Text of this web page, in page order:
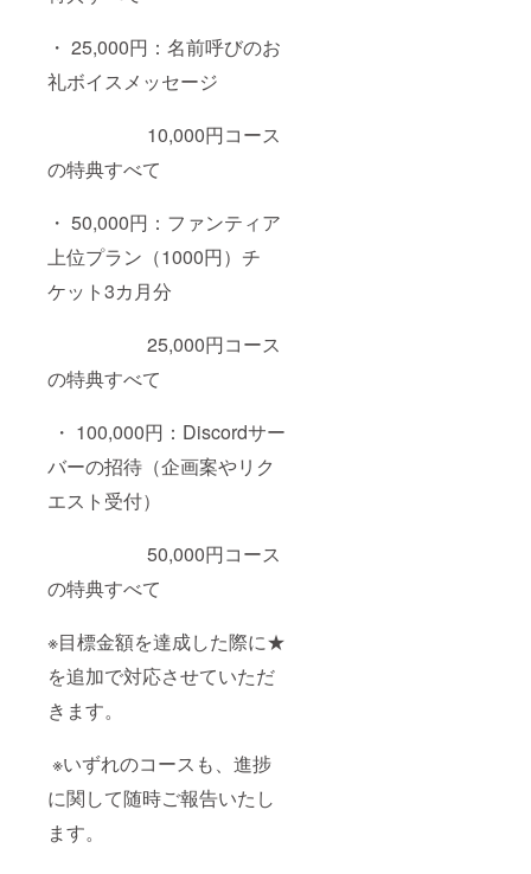
・ 25,000円：名前呼びのお
礼ボイスメッセージ
10,000円コース
の特典すべて
・ 50,000円：ファンティア
上位プラン（1000円）チ
ケット3カ月分
25,000円コース
の特典すべて
・ 100,000円：Discordサー
バーの招待（企画案やリク
エスト受付）
50,000円コース
の特典すべて
※目標金額を達成した際に★
を追加で対応させていただ
きます。
※いずれのコースも、進捗
に関して随時ご報告いたし
ます。